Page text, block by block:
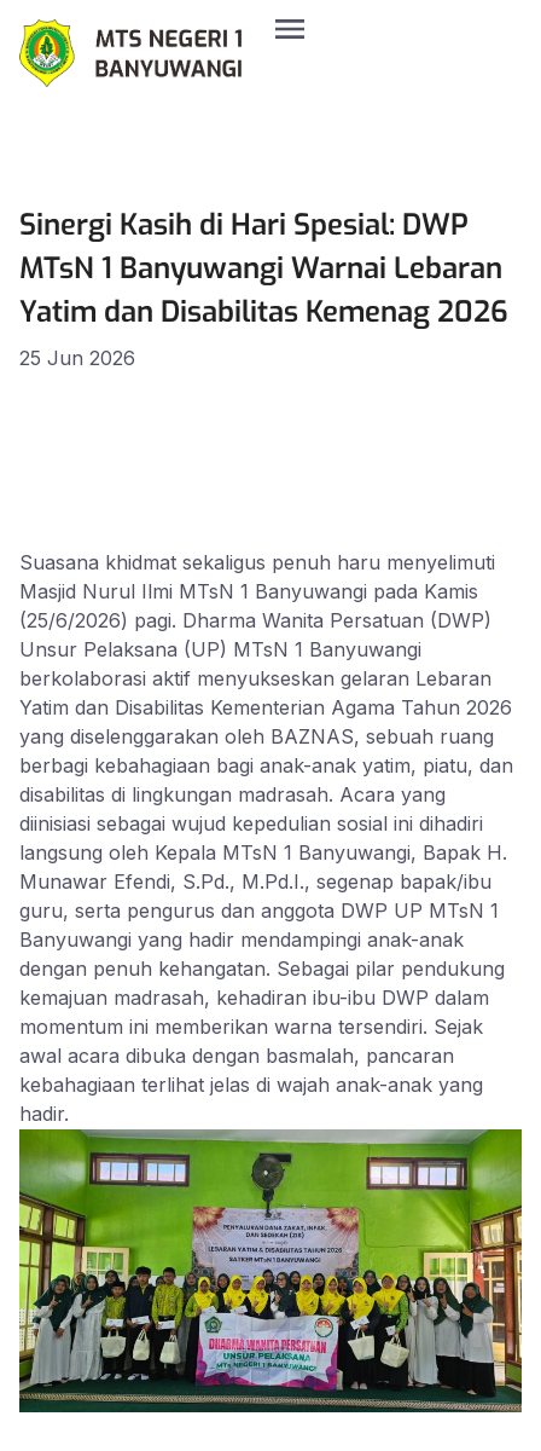
Sinergi Kasih di Hari Spesial: DWP
MTsN 1 Banyuwangi Warnai Lebaran
Yatim dan Disabilitas Kemenag 2026
25 Jun 2026
Suasana khidmat sekaligus penuh haru menyelimuti
Masjid Nurul Ilmi MTsN 1 Banyuwangi pada Kamis
(25/6/2026) pagi. Dharma Wanita Persatuan (DWP)
Unsur Pelaksana (UP) MTsN 1 Banyuwangi
berkolaborasi aktif menyukseskan gelaran Lebaran
Yatim dan Disabilitas Kementerian Agama Tahun 2026
yang diselenggarakan oleh BAZNAS, sebuah ruang
berbagi kebahagiaan bagi anak-anak yatim, piatu, dan
disabilitas di lingkungan madrasah. Acara yang
diinisiasi sebagai wujud kepedulian sosial ini dihadiri
langsung oleh Kepala MTsN 1 Banyuwangi, Bapak H.
Munawar Efendi, S.Pd., M.Pd.I., segenap bapak/ibu
guru, serta pengurus dan anggota DWP UP MTsN 1
Banyuwangi yang hadir mendampingi anak-anak
dengan penuh kehangatan. Sebagai pilar pendukung
kemajuan madrasah, kehadiran ibu-ibu DWP dalam
momentum ini memberikan warna tersendiri. Sejak
awal acara dibuka dengan basmalah, pancaran
kebahagiaan terlihat jelas di wajah anak-anak yang
hadir.